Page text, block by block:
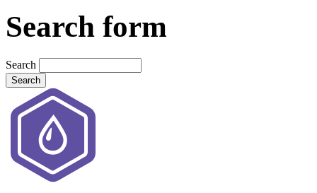
Search form
Search